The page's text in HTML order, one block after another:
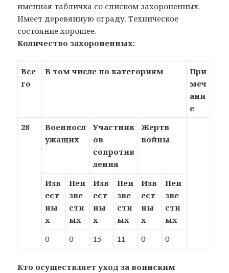
именная табличка со списком захороненных.
Имеет деревянную ограду. Техническое
состояние хорошее.
Количество захороненных:
Все
го
В том числе по категориям
При
меч
ани
е
28
Военносл
ужащих
Участник
ов
сопротив
ления
Жертв
войны
Изв
ест
ны
х
Неи
зве
стн
ых
Изв
ест
ны
х
Неи
зве
стн
ых
Изв
ест
ны
х
Неи
зве
стн
ых
0
0 15 11 0 0
Кто осуществляет уход за воинским